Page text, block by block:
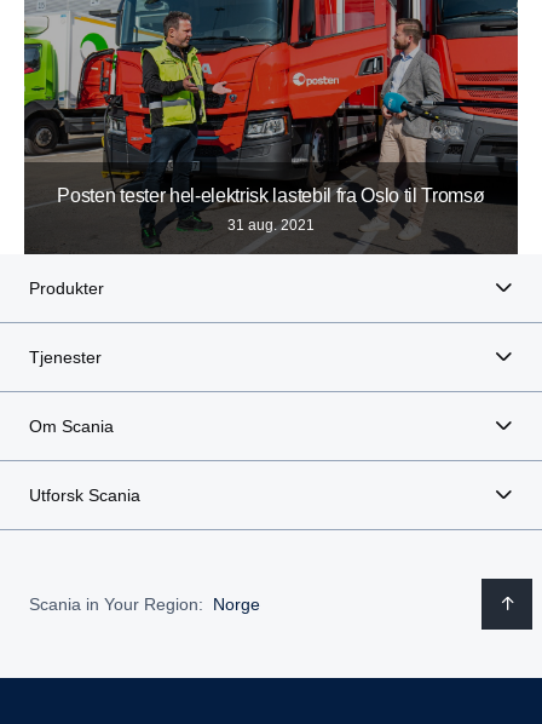
Posten tester hel-elektrisk lastebil fra Oslo til Tromsø
31 aug. 2021
Produkter
Tjenester
Om Scania
Utforsk Scania
Scania in Your Region: Norge